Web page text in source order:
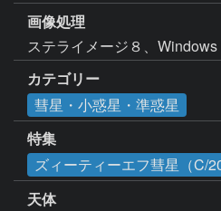
画像処理
ステライメージ８、
カテゴリー
彗星・小惑星・準惑星
特集
ズィーティーエフ彗星（C/
天体